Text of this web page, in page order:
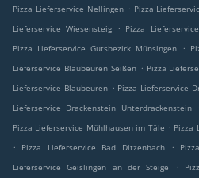
Pizza Lieferservice Nellingen . Pizza
Lieferservice Wiesensteig
. Pizza
Pizza Lieferservice Gutsbezirk Münsingen
.
Lieferservice Blaubeuren Seißen . Pizza
Lieferservice Blaubeuren . Pizza Lieferservice
Lieferservice Drackenstein Unterdrackenstein
Pizza Lieferservice Mühlhausen im Täle . Pizza
.
Pizza Lieferservice Bad Ditzenbach .
Lieferservice Geislingen an der Steige
.